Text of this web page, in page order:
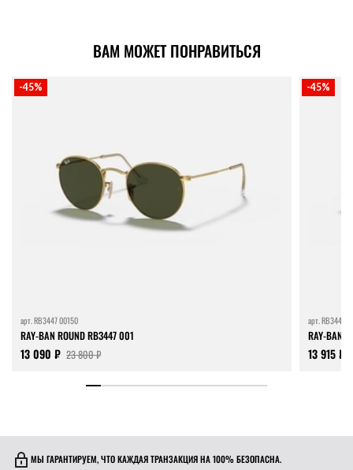
ВАМ МОЖЕТ ПОНРАВИТЬСЯ
-45%
арт.RB3447 00150
RAY-BAN ROUND RB3447 001
13 090 ₽ 23 800 ₽
-45%
арт.RB3447
RAY-BAN
13 915 ₽
МЫ ГАРАНТИРУЕМ, ЧТО КАЖДАЯ ТРАНЗАКЦИЯ НА 100% БЕЗОПАСНА.